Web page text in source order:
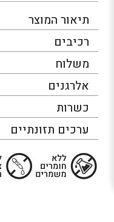
תיאור המוצר
רכיבים
משלוח
אלרגנים
כשרות
ערכים תזונתיים